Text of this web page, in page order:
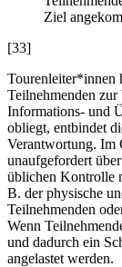
Ziel
[33]
Tourenleiter*innen
Teilnehmenden
Informations- und
obliegt, entbindet
Verantwortung. Im
unaufgefordert
üblichen Kontrolle
B. der physische
Teilnehmenden
Wenn
und dadurch ein
angelastet werden.